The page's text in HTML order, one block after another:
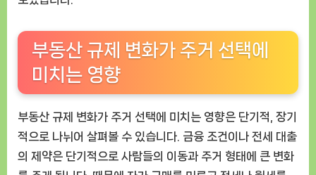
부동산 규제 변화가 주거 선택에
미치는 영향
부동산 규제 변화가 주거 선택에 미치는 영향은 단기적, 장기
적으로 나뉘어 살펴볼 수 있습니다. 금융 조건이나 전세 대출
의 제약은 단기적으로 사람들의 이동과 주거 형태에 큰 변화